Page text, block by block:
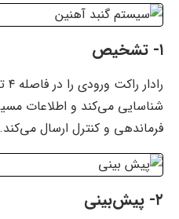
۱- تشخیص
شناسایی می‌کند و اطلاعات مسیر
فرماندهی و کنترل ارسال می‌کند.
۲- پیش‌بینی